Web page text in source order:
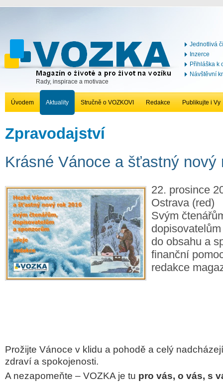
Rady, inspirace a motivace
Jednotlivá
Inzerce
Přihláška k
Návštěvní
Úvodem Aktuality Stručně o VOZKOVI Redakce Publikujte i Vy
Zpravodajství
Krásné Vánoce a šťastný nový
22. prosince
Ostrava (red)
Svým
do obsahu a
finanční
redakce
Prožijte Vánoce v klidu a pohodě a celý
zdraví a spokojenosti.
A nezapomeňte – VOZKA je tu pro vás, o vás, s